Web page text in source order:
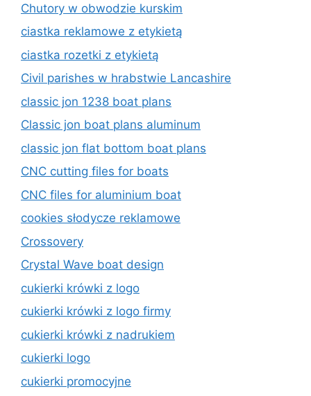
Chutory w obwodzie kurskim
ciastka reklamowe z etykietą
ciastka rozetki z etykietą
Civil parishes w hrabstwie Lancashire
classic jon 1238 boat plans
Classic jon boat plans aluminum
classic jon flat bottom boat plans
CNC cutting files for boats
CNC files for aluminium boat
cookies słodycze reklamowe
Crossovery
Crystal Wave boat design
cukierki krówki z logo
cukierki krówki z logo firmy
cukierki krówki z nadrukiem
cukierki logo
cukierki promocyjne